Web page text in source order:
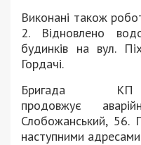
Виконані також
2. Відновлено
будинків на вул.
Гордачі.
Бригада КП
продовжує
Слобожанський, 56.
наступними